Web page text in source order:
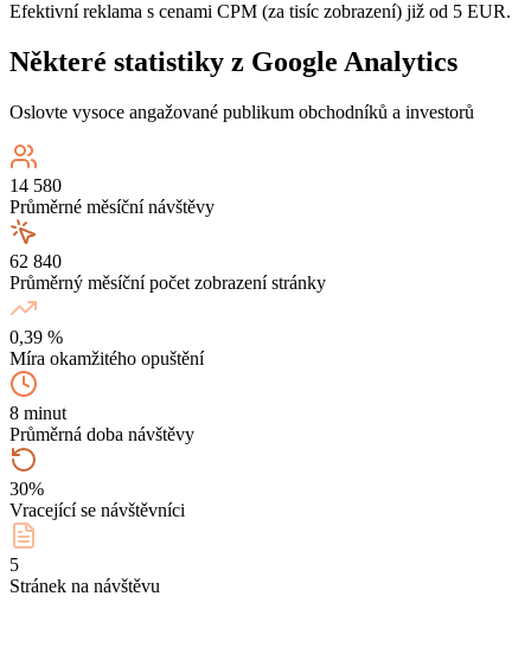
Efektivní reklama s cenami CPM (za tisíc zobrazení) již od 5 EUR.
Některé statistiky z Google Analytics
Oslovte vysoce angažované publikum obchodníků a investorů
14 580
Průměrné měsíční návštěvy
62 840
Průměrný měsíční počet zobrazení stránky
0,39 %
Míra okamžitého opuštění
8 minut
Průměrná doba návštěvy
30%
Vracející se návštěvníci
5
Stránek na návštěvu